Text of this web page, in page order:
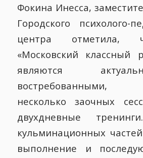
Фокина Инесса,
Городского психолого-
центра отметила,
«Московский классный
являются
востребованными,
несколько заочных
двухдневные
кульминационных
выполнение и